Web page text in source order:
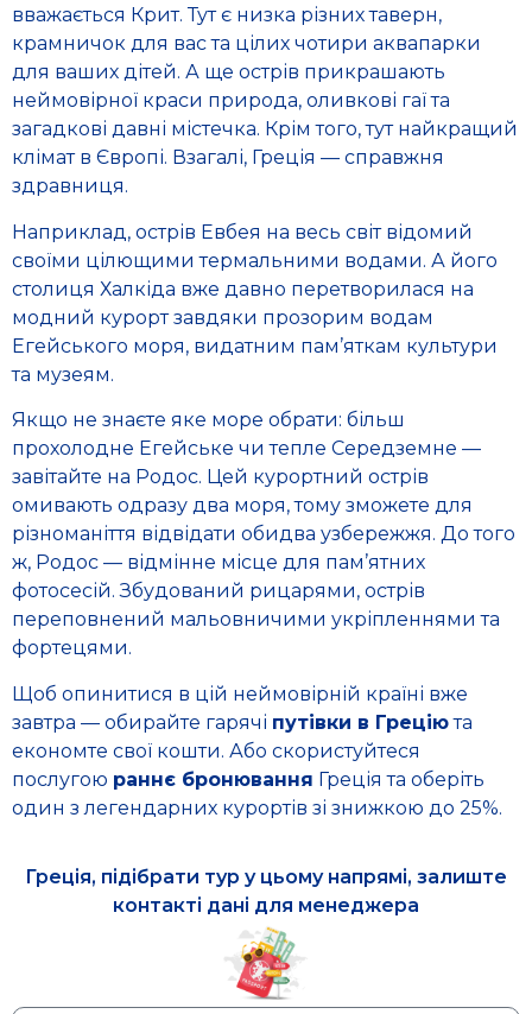
вважається Крит. Тут є низка різних таверн,
крамничок для вас та цілих чотири аквапарки
для ваших дітей. А ще острів прикрашають
неймовірної краси природа, оливкові гаї та
загадкові давні містечка. Крім того, тут найкращий
клімат в Європі. Взагалі, Греція — справжня
здравниця.
Наприклад, острів Евбея на весь світ відомий
своїми цілющими термальними водами. А його
столиця Халкіда вже давно перетворилася на
модний курорт завдяки прозорим водам
Егейського моря, видатним пам’яткам культури
та музеям.
Якщо не знаєте яке море обрати: більш
прохолодне Егейське чи тепле Середземне —
завітайте на Родос. Цей курортний острів
омивають одразу два моря, тому зможете для
різноманіття відвідати обидва узбережжя. До того
ж, Родос — відмінне місце для пам’ятних
фотосесій. Збудований рицарями, острів
переповнений мальовничими укріпленнями та
фортецями.
Щоб опинитися в цій неймовірній країні вже
завтра — обирайте гарячі путівки в Греціюта
економте свої кошти. Або скористуйтеся
послугою раннє бронювання Греція та оберіть
один з легендарних курортів зі знижкою до 25%.
Греція, підібрати тур у цьому напрямі, залиште
контакті дані для менеджера